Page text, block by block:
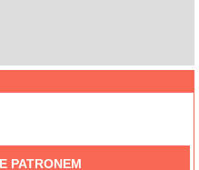
PATRONEM